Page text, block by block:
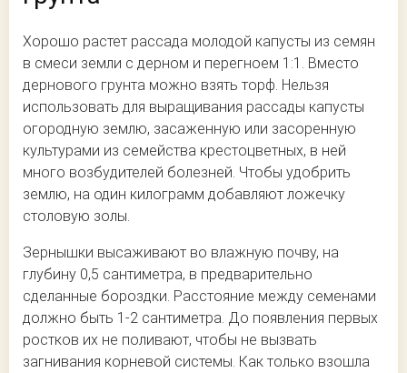
Хорошо растет рассада молодой капусты из семян
в смеси земли с дерном и перегноем 1:1. Вместо
дернового грунта можно взять торф. Нельзя
использовать для выращивания рассады капусты
огородную землю, засаженную или засоренную
культурами из семейства крестоцветных, в ней
много возбудителей болезней. Чтобы удобрить
землю, на один килограмм добавляют ложечку
столовую золы.
Зернышки высаживают во влажную почву, на
глубину 0,5 сантиметра, в предварительно
сделанные бороздки. Расстояние между семенами
должно быть 1-2 сантиметра. До появления первых
ростков их не поливают, чтобы не вызвать
загнивания корневой системы. Как только взошла